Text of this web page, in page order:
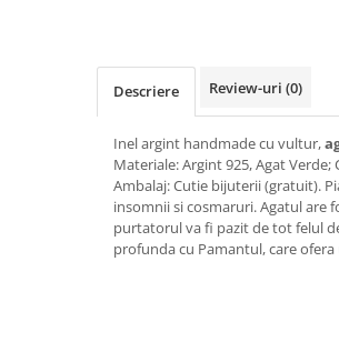
Descriere Review-uri (0)
Inel argint handmade cu vultur,
Materiale: Argint 925, Agat Verde;
Ambalaj: Cutie bijuterii (gratuit).
insomnii si cosmaruri. Agatul are
purtatorul va fi pazit de tot felul
profunda cu Pamantul, care